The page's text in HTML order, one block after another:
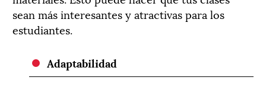
sean más interesantes y atractivas para los
estudiantes.
Adaptabilidad